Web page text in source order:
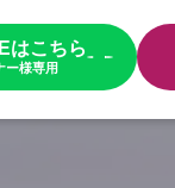
はこちら
ー様専用